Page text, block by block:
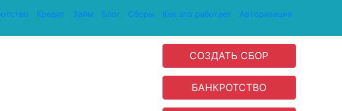
Кредит Займ Блог Сборы Как это работает Авторизация
СОЗДАТЬ СБОР
БАНКРОТСТВО